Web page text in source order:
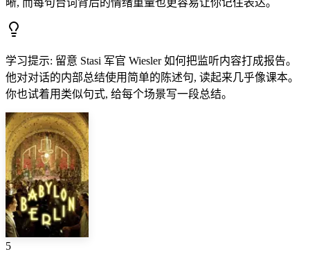
学习提示: 留意 Stasi 军官 Wiesler 如何把监听内容打成报告。
他对对话的内部总结使用简单的陈述句, 读起来几乎像课本。
你也试着用类似句式, 给每个场景写一段总结。
5